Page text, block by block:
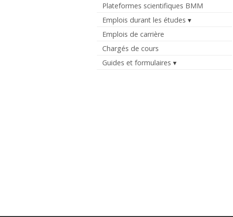
Plateformes scientifiques BMM
Emplois durant les études
Emplois de carrière
Chargés de cours
Guides et formulaires